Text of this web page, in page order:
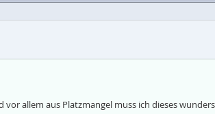
vor allem aus Platzmangel muss ich dieses